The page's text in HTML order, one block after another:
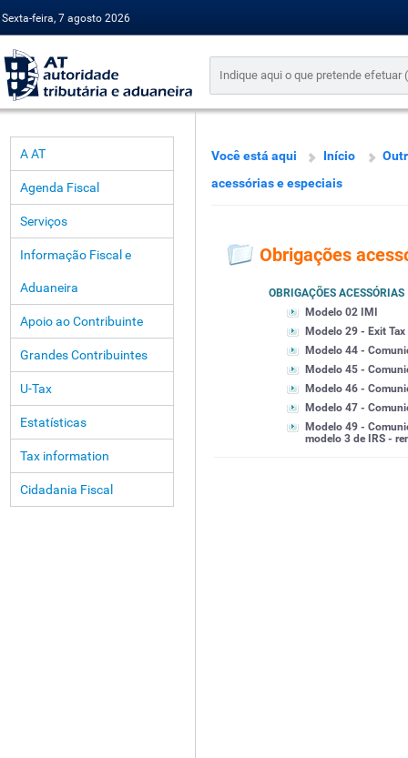
Sexta-feira, 7 agosto 2026
A AT
Agenda Fiscal
Serviços
Informação Fiscal e
Aduaneira
Apoio ao Contribuinte
Grandes Contribuintes
U-Tax
Estatísticas
Tax information
Cidadania Fiscal
Você está aqui Início
acessórias e especiais
Obrigações
OBRIGAÇÕES ACESSÓRIAS
Modelo 02 IMI
Modelo 29 - Exit Tax
Modelo 44 -
Modelo 45 -
Modelo 46 -
Modelo 47 -
Modelo 49 -
modelo 3 de IRS -